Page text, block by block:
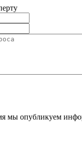
мы опубликуем